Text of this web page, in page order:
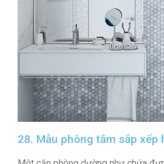
28. Mẫu phòng tắm sắp xếp